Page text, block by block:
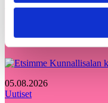
Voisit olla
05.08.2026
Uutiset